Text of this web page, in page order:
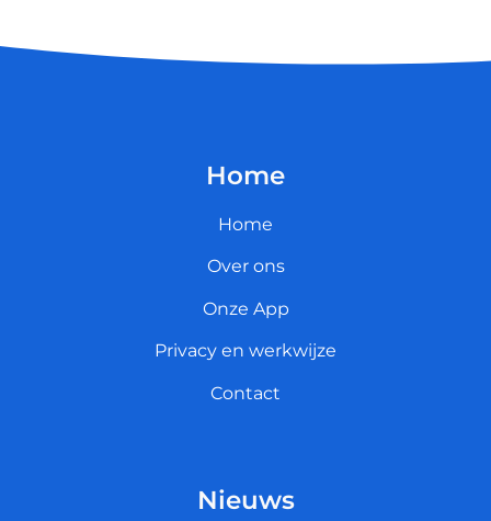
Home
Home
Over ons
Onze App
Privacy en werkwijze
Contact
Nieuws